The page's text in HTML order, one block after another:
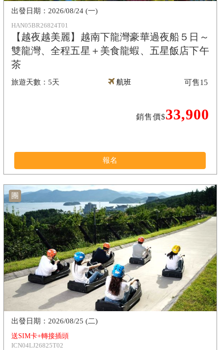
HAN05BR26824T01
【越夜越美麗】越南下龍灣豪華過夜船５日～
雙龍灣、全程五星＋美食龍蝦、五星飯店下午
茶
5天
2026/08/24 (一)
航班
銷售價$33,900
可售15
報名
團
送SIM卡+轉接插頭
ICN04LJ26825T02
2026/08/25 (二)